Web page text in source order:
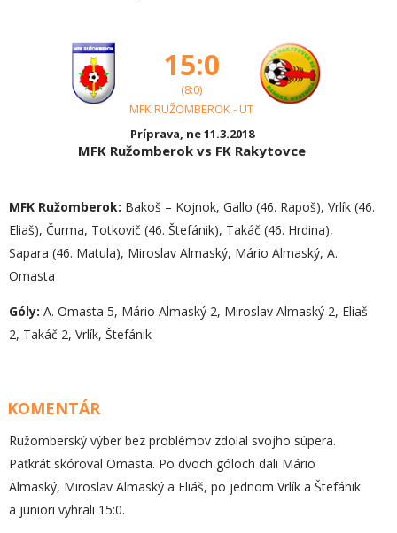
15:0
(8:0)
MFK RUŽOMBEROK - UT
Príprava, ne 11.3.2018
MFK Ružomberok vs FK Rakytovce
MFK Ružomberok: Bakoš – Kojnok, Gallo (46. Rapoš), Vrlík (46.
Eliaš), Čurma, Totkovič (46. Štefánik), Takáč (46. Hrdina),
Sapara (46. Matula), Miroslav Almaský, Mário Almaský, A.
Omasta
Góly: A. Omasta 5, Mário Almaský 2, Miroslav Almaský 2, Eliaš
2, Takáč 2, Vrlík, Štefánik
KOMENTÁR
Ružomberský výber bez problémov zdolal svojho súpera.
Päťkrát skóroval Omasta. Po dvoch góloch dali Mário
Almaský, Miroslav Almaský a Eliáš, po jednom Vrlík a Štefánik
a juniori vyhrali 15:0.